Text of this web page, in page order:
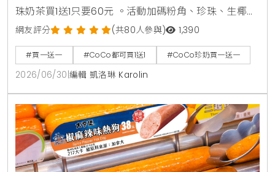
珠奶茶買1送1只要60元 。活動加碼粉角、珍珠、生椰職
人拿鐵同價位買1送1 。同步推出暑來寶2杯99元好康，
新增紅柚雙響炮與紅柚香檸美式等6款指定飲品任選 。
網友評分 (共80人參與) 1,390
#買一送一 #CoCo都可買1送1 #CoCo珍奶買一送一
2026/06/30 編輯 凱洛琳 Karolin